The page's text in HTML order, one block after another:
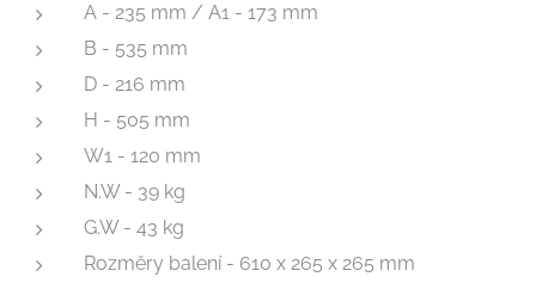
A - 235 mm / A1 - 173 mm
B - 535 mm
D - 216 mm
H - 505 mm
W1 - 120 mm
N.W - 39 kg
G.W - 43 kg
Rozměry balení - 610 x 265 x 265 mm